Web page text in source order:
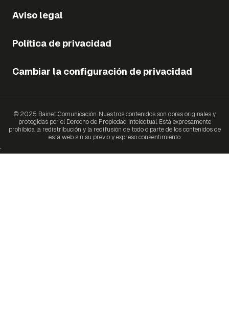
Aviso legal
Política de privacidad
Cambiar la configuración de privacidad
© 2025 Bainet Comunicación. Nuestros contenidos son obras originales y
protegidas por el Derecho de Propiedad Intelectual. Está expresamente
prohibida la redistribución y la redifusión de todo o parte de los contenidos de
esta web sin su previo y expreso consentimiento.